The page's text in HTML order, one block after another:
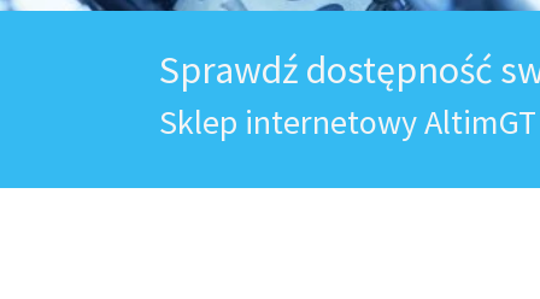
Sprawdź dostępność
Sklep internetowy AltimGT